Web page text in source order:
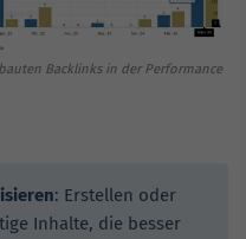
Backlinks in der Performance
: Erstellen oder
Inhalte, die besser